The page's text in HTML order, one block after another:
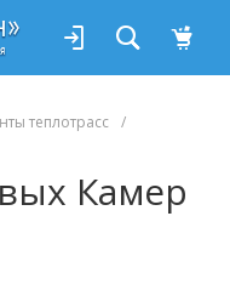
теплотрасс /
Камер